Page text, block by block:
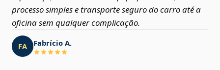
processo simples e transporte seguro do carro até a
oficina sem qualquer complicação.
FA Fabrício A.